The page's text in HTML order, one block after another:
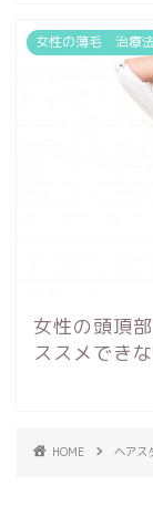
女性の薄毛 治療法
女性の頭頂
ススメでき
HOME ヘアス